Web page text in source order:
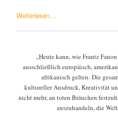
Weiterlesen…
„Heute kann, wie Frantz
ausschließlich europäisch,
afrikanisch gelten. Die
kultureller Ausdruck, Kreativität
nicht mehr, an toten Bräuchen
auszuhandeln, die